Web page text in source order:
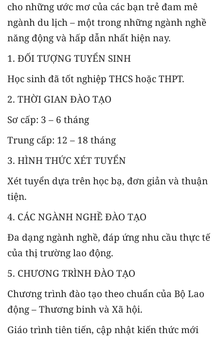
cho những ước mơ của các bạn trẻ đam mê
ngành du lịch – một trong những ngành nghề
năng động và hấp dẫn nhất hiện nay.
1. ĐỐI TƯỢNG TUYỂN SINH
Học sinh đã tốt nghiệp THCS hoặc THPT.
2. THỜI GIAN ĐÀO TẠO
Sơ cấp: 3 – 6 tháng
Trung cấp: 12 – 18 tháng
3. HÌNH THỨC XÉT TUYỂN
Xét tuyển dựa trên học bạ, đơn giản và thuận
tiện.
4. CÁC NGÀNH NGHỀ ĐÀO TẠO
Đa dạng ngành nghề, đáp ứng nhu cầu thực tế
của thị trường lao động.
5. CHƯƠNG TRÌNH ĐÀO TẠO
Chương trình đào tạo theo chuẩn của Bộ Lao
động – Thương binh và Xã hội.
Giáo trình tiên tiến, cập nhật kiến thức mới